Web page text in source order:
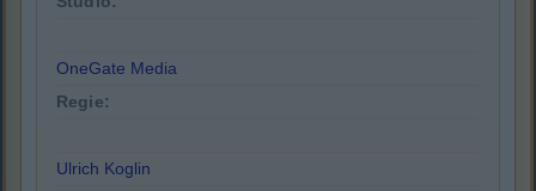
OneGate Media
Regie:
Ulrich Koglin